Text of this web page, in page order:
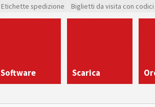
Etichette spedizione Biglietti da visita con codici
Software Scarica